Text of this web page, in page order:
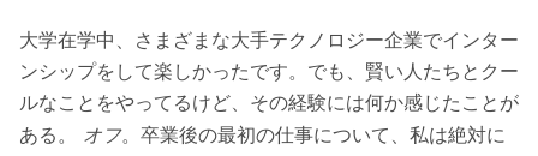
大学在学中、さまざまな大手テクノロジー企業でインター
ンシップをして楽しかったです。でも、賢い人たちとクー
ルなことをやってるけど、その経験には何か感じたことが
ある。
オフ。卒業後の最初の仕事について、私は絶対に